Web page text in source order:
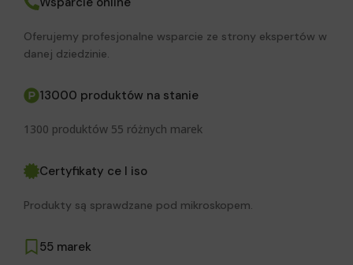
Oferujemy profesjonalne wsparcie ze strony ekspertów w
danej dziedzinie.
13000 produktów na stanie
1300 produktów 55 różnych marek
Certyfikaty ce I iso
Produkty są sprawdzane pod mikroskopem.
55 marek